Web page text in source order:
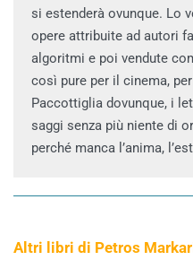
si estenderà ovunque. Lo
opere attribuite ad autori
algoritmi e poi vendute
così pure per il cinema,
Paccottiglia dovunque, i
saggi senza più niente di
perché manca l’anima,
Altri libri di Petros